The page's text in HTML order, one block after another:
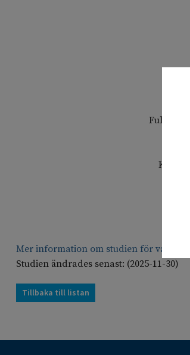
Mer information om studien för
Studien ändrades senast: (2025-11-30)
Tillbaka till listan